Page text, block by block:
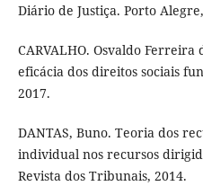
Diário de Justiça. Porto
CARVALHO. Osvaldo
eficácia dos direitos sociais
2017.
DANTAS, Buno. Teoria dos
individual nos recursos
Revista dos Tribunais, 2014.